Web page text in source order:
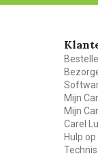
Mijn
Mijn
Carel
Hulp